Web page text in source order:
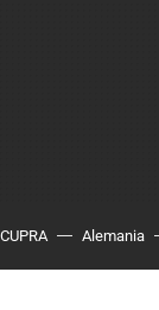
CUPRA Alemania